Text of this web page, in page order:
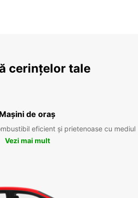
cerințelor tale
Mașini de oraș
eficient și prietenoase cu mediul
Vezi mai mult